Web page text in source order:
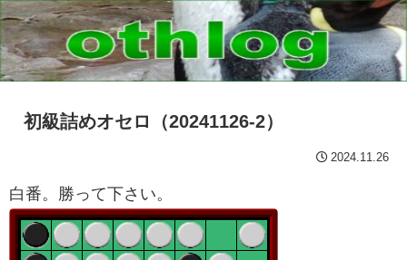
初級詰めオセロ（20241126-2）
2024.11.26
白番。勝って下さい。